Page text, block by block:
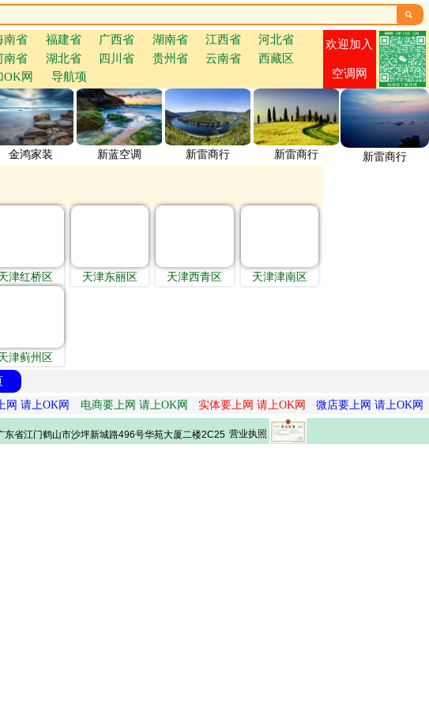

南省 福建省 广西省 湖南省 江西省
河北省
南省 湖北省 四川省 贵州省 云南省
西藏区
OK网 导航项
欢迎加入
空调网
金鸿家装 新蓝空调 新雷商行 新雷商行 新雷商行
津红桥区 天津东丽区 天津西青区 天津津南区
津蓟州区
网 请上OK网 电商要上网 请上OK网 实体要上网 请上OK网 微店要上网 请上OK网
东省江门鹤山市沙坪新城路496号华苑大厦二楼2C25 营业执照